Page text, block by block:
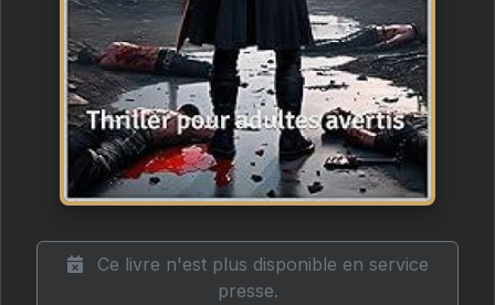
Ce livre n'est plus disponible en service
presse.